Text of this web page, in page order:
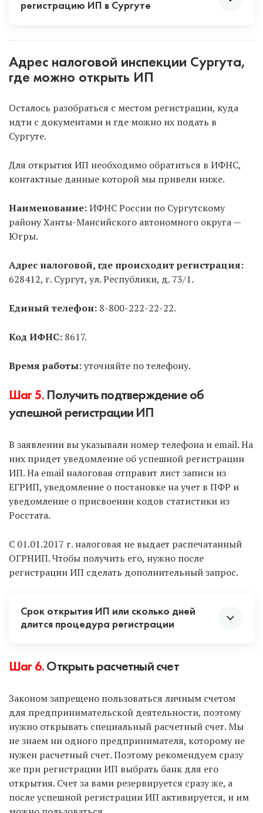
регистрацию ИП в Сургуте
помощью ЭЦП.Рекомендуем только через
услугу «Опытный специалист», потому что ЭЦП в
данном случае полностью бесплатна для вас. Если
же будете сами заказывать ЭЦП, то придется
заплатить и ехать в удостоверяющий центр.
Способ 2.
Позвоните в регистрирующую налоговую Сургута,
уточните время работы или
запишитесь на прием
онлайн на официальном сайте налоговой
оптимальный способ, НО нужно платить
госпошлину. Регистрирует ИП только
регистрирующая налоговая, а не ИФНС по месту
прописки!
Способ 3. Через МФЦ. Тоже оптимальный способ,
не нужно платить госпошлину, НО не все МФЦ
занимаются ИП, и нужно прозванивать несколько
ближайших. Затем записаться на подачу и прийти
в указанное время.
Способ 4. Через нотариуса.
Не рекомендуем без
острой необходимости, т.к. услуга дорогая.
Способ 5.Почтой России с объявленной
ценностью и описью вложения.
заверить подпись на заявлениях у нотариуса.
Способ 6. По доверенности может подать
другое лицо за вас.У доверенного лица должна
быть нотариальная доверенность на совершение
подобных действий.
Делаем вывод, что первые 3 способа самые
оптимальные. В остальном выбор за вами.
Адрес налоговой инспекции Сургута,
где можно открыть ИП
Осталось разобраться с местом регистрации, куда
идти с документами и где можно их подать в
Сургуте.
Для открытия ИП необходимо обратиться в ИФНС,
контактные данные которой мы привели ниже.
Наименование:ИФНС России по Сургутскому
району Ханты-Мансийского автономного округа —
Югры.
Адрес налоговой, где происходит регистрация:
628412, г. Сургут, ул. Республики, д. 73/1.
Единый телефон: 8-800-222-22-22.
Код ИФНС: 8617.
Время работы:уточняйте по телефону.
Шаг 5. Получить подтверждение об
успешной регистрации ИП
В заявлении вы указывали номер телефона и email. На
них придет уведомление об успешной регистрации
ИП. На email налоговая отправит лист записи из
ЕГРИП, уведомление о постановке на учет в ПФР и
уведомление о присвоении кодов статистики из
Росстата.
С 01.01.2017 г. налоговая не выдает распечатанный
ОГРНИП. Чтобы получить его, нужно после
регистрации ИП сделать дополнительный запрос.
Срок открытия ИП или сколько дней
длится процедура регистрации
Как только документы поданы, отсчитываем 3
предпринимателем.
Если же рассматривать всю процедуру вместе с
подготовкой и подачей документов, то срок
регистрации такой:
С услугой «Опытный специалист» — всего 7
рабочих дней: 3 на регистрацию в налоговой и 4
Шаг 6. Открыть расчетный счет
Законом запрещено пользоваться личным счетом
для предпринимательской деятельности, поэтому
нужно открывать специальный расчетный счет. Мы
не знаем ни одного предпринимателя, которому не
нужен расчетный счет. Поэтому рекомендуем сразу
же при регистрации ИП выбрать банк для его
открытия. Счет за вами резервируется сразу же, а
после успешной регистрации ИП активируется, и им